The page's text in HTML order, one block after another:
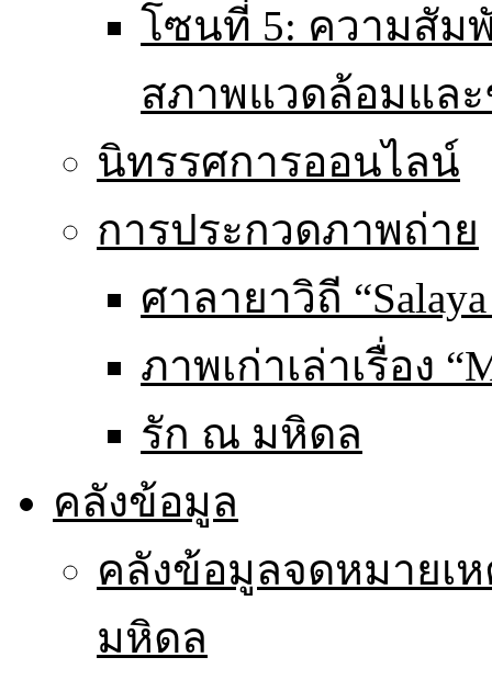
โซนที่ 5: ความสัม
สภาพแวดล้อมแล
นิทรรศการออนไลน์
การประกวดภาพถ่าย
ศาลายาวิถี
ภาพเก่าเล่าเรื่อง
รัก ณ มหิดล
คลังข้อมูล
คลังข้อมูลจดหมาย
มหิดล